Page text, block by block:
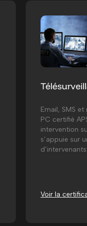
Email, SMS
PC certifié
intervention
s’appuie sur
Voir la